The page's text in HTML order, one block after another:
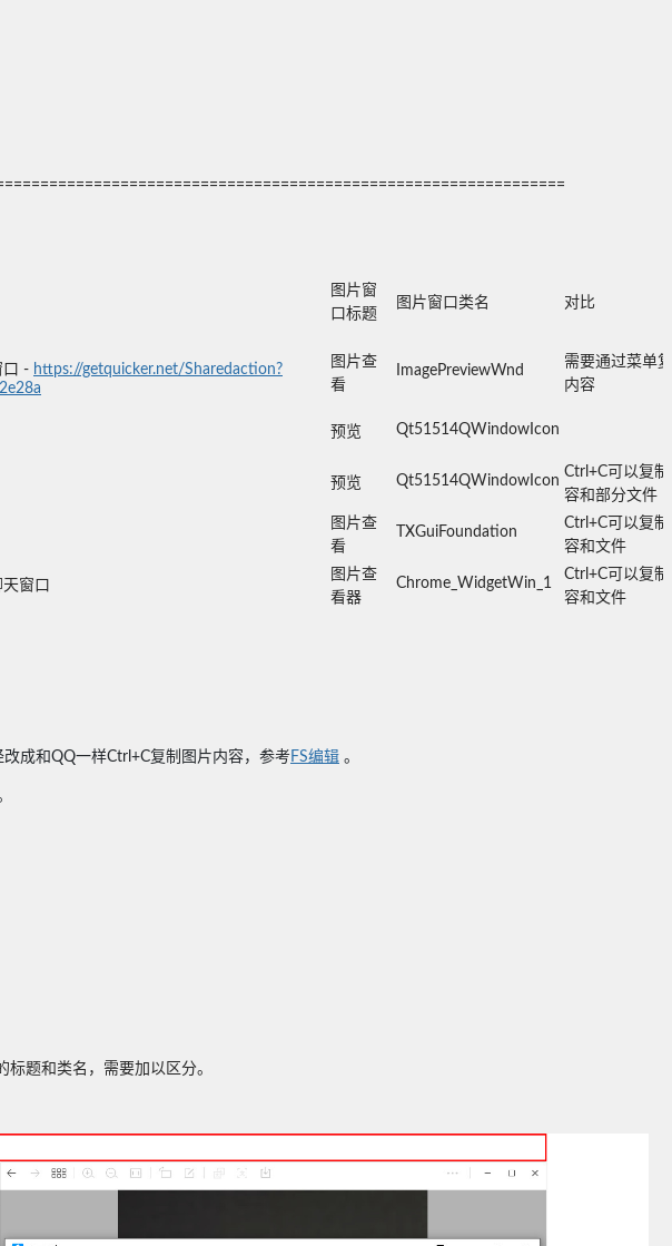
图片窗
口标题
图片窗口类名 对比
口 - https://getquicker.net/Sharedaction?
图片查
看
ImagePreviewWnd
需要通过菜单
内容
预览 Qt51514QWindowIcon
预览 Qt51514QWindowIcon
Ctrl+C可以复
容和部分文件
图片查
看
TXGuiFoundation
Ctrl+C可以复
容和文件
窗口
图片查
看器
Chrome_WidgetWin_1
Ctrl+C可以复
容和文件
改成和QQ一样Ctrl+C复制图片内容， 参考FS编辑 。
题和类名，需要加以区分。